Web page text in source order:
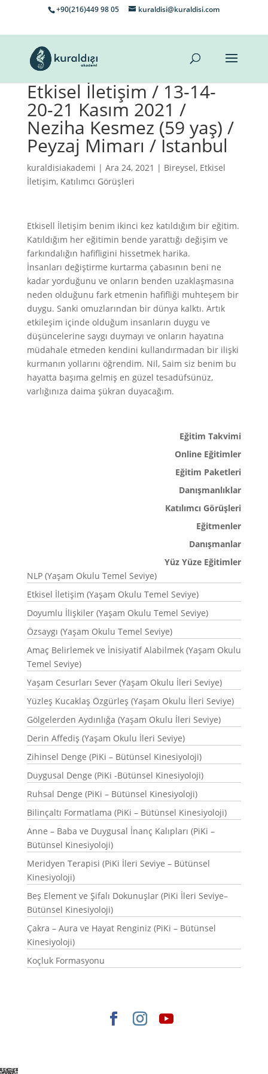
+90(216)449 98 05 kuraldisi@kuraldisi.com
Etkisel İletişim / 13-14-
20-21 Kasım 2021 /
Neziha Kesmez (59 yaş) /
Peyzaj Mimarı / İstanbul
kuraldisiakademi | Ara 24, 2021 | Bireysel, Etkisel
İletişim, Katılımcı Görüşleri
Etkisell İletişim benim ikinci kez katıldığım bir eğitim.
Katıldığım her eğitimin bende yarattığı değişim ve
farkındalığın hafifligini hissetmek harika.
İnsanları değiştirme kurtarma çabasının beni ne
kadar yorduğunu ve onların benden uzaklaşmasına
neden olduğunu fark etmenin hafifliği muhteşem bir
duygu. Sanki omuzlarından bir dünya kalktı. Artık
etkileşim içinde olduğum insanların duygu ve
düşüncelerine saygı duymayı ve onların hayatına
müdahale etmeden kendini kullandırmadan bir ilişki
kurmanın yollarını öğrendim. Nil, Saim siz benim bu
hayatta başıma gelmiş en güzel tesadüfsünüz,
varlığınıza daima şükran duyacağım.
Eğitim Takvimi
Online Eğitimler
Eğitim Paketleri
Danışmanlıklar
Katılımcı Görüşleri
Eğitmenler
Danışmanlar
Yüz Yüze Eğitimler
NLP (Yaşam Okulu Temel Seviye)
Etkisel İletişim (Yaşam Okulu Temel Seviye)
Doyumlu İlişkiler (Yaşam Okulu Temel Seviye)
Özsaygı (Yaşam Okulu Temel Seviye)
Amaç Belirlemek ve İnisiyatif Alabilmek (Yaşam Okulu
Temel Seviye)
Yaşam Cesurları Sever (Yaşam Okulu İleri Seviye)
Yüzleş Kucaklaş Özgürleş (Yaşam Okulu İleri Seviye)
Gölgelerden Aydınlığa (Yaşam Okulu İleri Seviye)
Derin Affediş (Yaşam Okulu İleri Seviye)
Zihinsel Denge (PiKi – Bütünsel Kinesiyoloji)
Duygusal Denge (PiKi -Bütünsel Kinesiyoloji)
Ruhsal Denge (PiKi – Bütünsel Kinesiyoloji)
Bilinçaltı Formatlama (PiKi – Bütünsel Kinesiyoloji)
Anne – Baba ve Duygusal İnanç Kalıpları (PiKi –
Bütünsel Kinesiyoloji)
Meridyen Terapisi (PiKi İleri Seviye – Bütünsel
Kinesiyoloji)
Beş Element ve Şifalı Dokunuşlar (PiKi İleri Seviye–
Bütünsel Kinesiyoloji)
Çakra – Aura ve Hayat Renginiz (PiKi – Bütünsel
Kinesiyoloji)
Koçluk Formasyonu